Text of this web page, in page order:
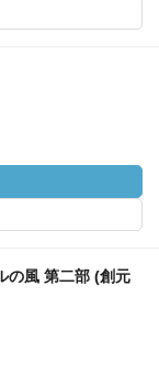
の風 第二部 (創元